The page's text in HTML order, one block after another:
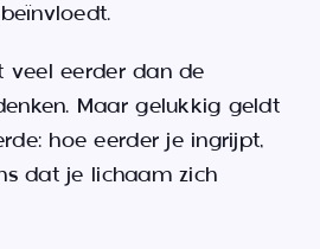
veel eerder dan de
Maar gelukkig geldt
hoe eerder je ingrijpt,
dat je lichaam zich